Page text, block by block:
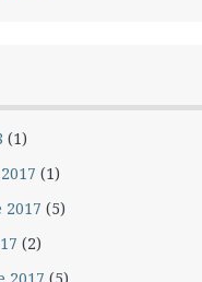
(1)
(1)
(5)
(2)